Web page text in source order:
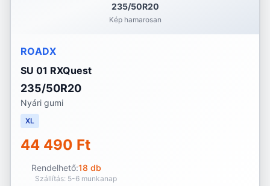
235/50R20
Kép hamarosan
ROADX
SU 01 RXQuest
235/50R20
Nyári gumi
XL
44 490 Ft
Rendelhető:18 db
Szállítás: 5-6 munkanap